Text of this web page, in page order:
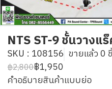
NTS ST-9 ชั้นวางแ
SKU : 108156 ขายแล้ว 0
฿2,800฿1,950
คำอธิบายสินค้าแบบย่อ